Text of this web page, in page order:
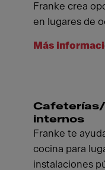
Franke crea
en lugares de
Más
internos
Franke te
cocina para
instalaciones